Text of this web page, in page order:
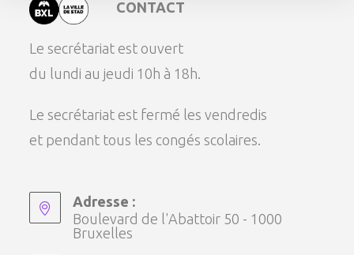
CONTACT
Le secrétariat est ouvert
du lundi au jeudi 10h à 18h.
Le secrétariat est fermé les vendredis
et pendant tous les congés scolaires.
Adresse :
Boulevard de l'Abattoir 50 - 1000
Bruxelles